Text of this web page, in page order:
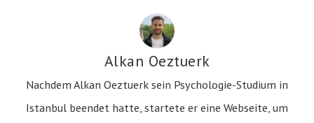
Alkan Oeztuerk
Nachdem Alkan Oeztuerk sein Psychologie-Studium in
Istanbul beendet hatte, startete er eine Webseite, um